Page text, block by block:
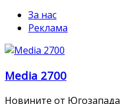
За нас
Реклама
Media 2700
Новините от Югозапада